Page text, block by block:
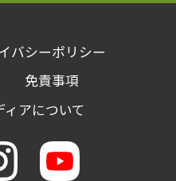
バシーポリシー
免責事項
アについて